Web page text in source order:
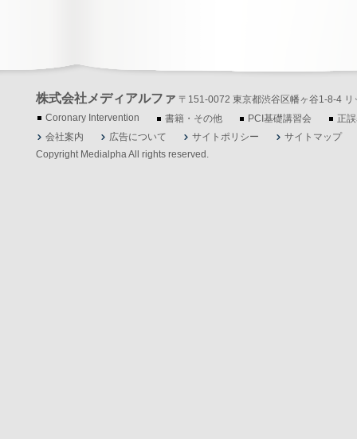
株式会社メディアルファ 〒151-0072 東京都渋谷区幡ヶ谷1-8-4
Coronary Intervention
書籍・その他 PCI基礎講習会
正
会社案内
広告について サイトポリシー
サイトマップ
Copyright Medialpha All rights reserved.